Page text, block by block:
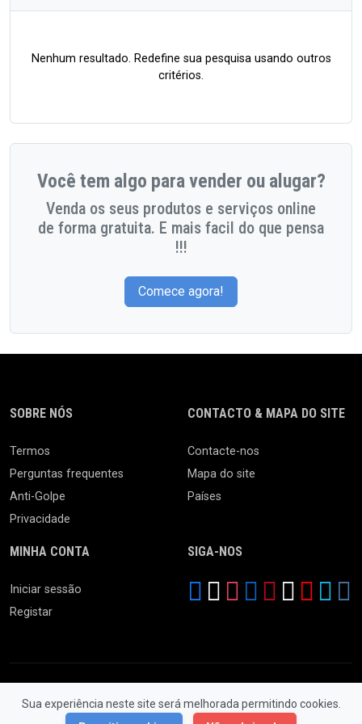
Nenhum resultado. Redefine sua pesquisa usando outros
critérios.
Você tem algo para vender ou alugar?
Venda os seus produtos e serviços online
de forma gratuita. E mais facil do que pensa
!!!
Comece agora!
Sua experiência neste site será melhorada permitindo cookies.
SOBRE NÓS
Termos
Perguntas frequentes
Anti-Golpe
Privacidade
CONTACTO & MAPA DO SITE
Contacte-nos
Mapa do site
Países
MINHA CONTA
Iniciar sessão
Registar
SIGA-NOS
© 2026 Feira da Ladra. Todos os Direitos Reservados.